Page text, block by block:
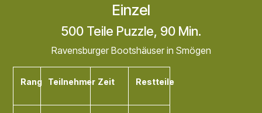
Einzel
500 Teile Puzzle, 90 Min.
Ravensburger Bootshäuser in Smögen
Rang Teilnehmer Zeit Restteile